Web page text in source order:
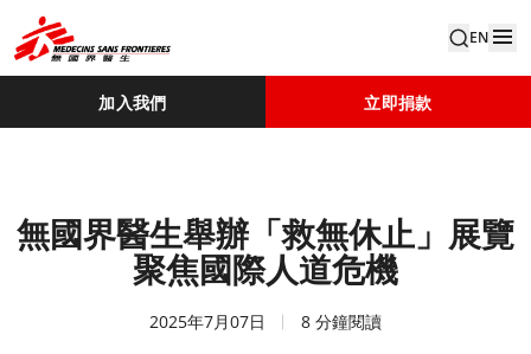
EN
加入我們 立即捐款
無國界醫生舉辦「救無休止」展覽
聚焦國際人道危機
2025年7月07日 8 分鐘閱讀